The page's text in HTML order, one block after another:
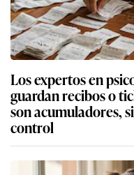
Los expertos en
guardan recibos o
son acumuladores,
control